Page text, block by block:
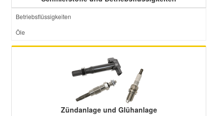
Betriebsflüssigkeiten
Öle
Zündanlage und Glühanlage